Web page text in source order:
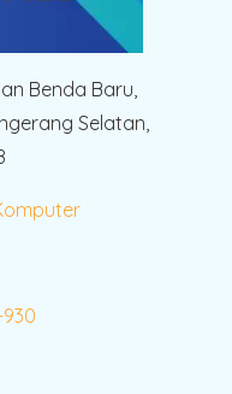
Benda Baru,
Selatan,
930